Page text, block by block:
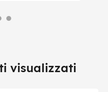
visualizzati